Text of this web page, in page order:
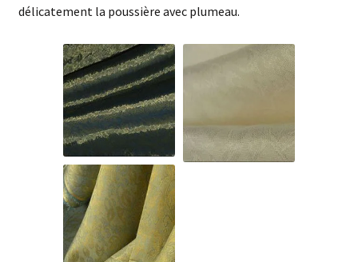
délicatement la poussière avec plumeau.